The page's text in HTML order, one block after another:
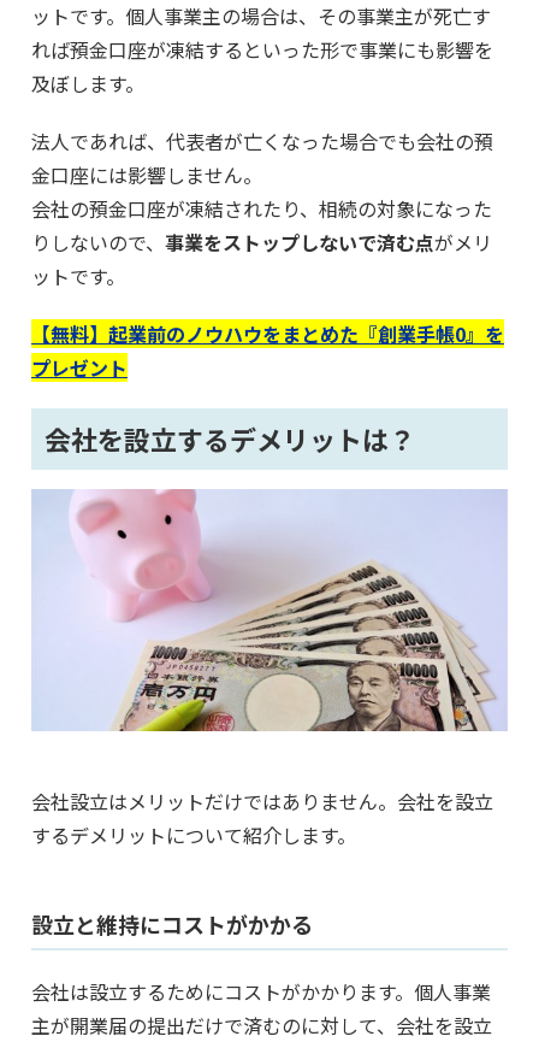
ットです。個人事業主の場合は、その事業主が死亡す
れば預金口座が凍結するといった形で事業にも影響を
及ぼします。
法人であれば、代表者が亡くなった場合でも会社の預
金口座には影響しません。
会社の預金口座が凍結されたり、相続の対象になった
りしないので、 事業をストップしないで済む点がメリ
ットです。
【無料】起業前のノウハウをまとめた『創業手帳0』を
プレゼント
会社を設立するデメリットは？
会社設立はメリットだけではありません。会社を設立
するデメリットについて紹介します。
設立と維持にコストがかかる
会社は設立するためにコストがかかります。個人事業
主が開業届の提出だけで済むのに対して、会社を設立